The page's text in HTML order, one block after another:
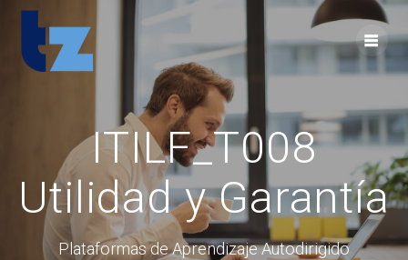
content
ITILF_T008
Utilidad y Garantía
Plataformas de Aprendizaje Autodirigido